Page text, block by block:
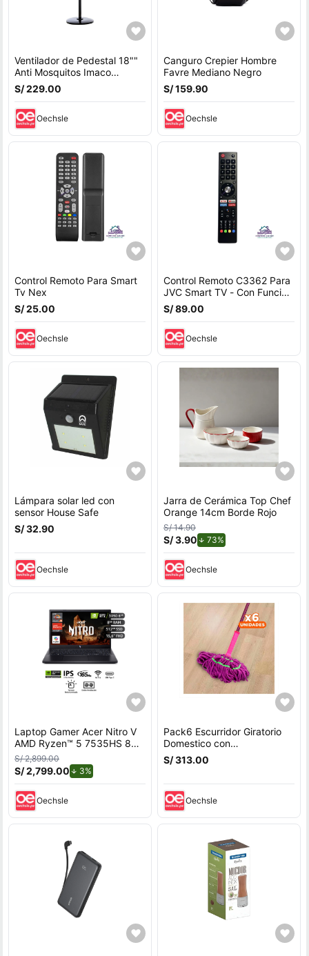
Ventilador de Pedestal 18""
Anti Mosquitos Imaco
FSM7518MK 85W
S/ 229.00
Oechsle
Canguro Crepier Hombre
Favre Mediano Negro
S/ 159.90
Oechsle
Control Remoto Para Smart
Tv Nex
S/ 25.00
Oechsle
Control Remoto C3362 Para
JVC Smart TV - Con Función
De Voz
S/ 89.00
Oechsle
Lámpara solar led con
sensor House Safe
S/ 32.90
Oechsle
Jarra de Cerámica Top Chef
Orange 14cm Borde Rojo
S/ 14.90
S/ 3.90 73%de descuento.
Oechsle
Laptop Gamer Acer Nitro V
AMD Ryzen™ 5 7535HS 8GB
RAM 512GB SSD 15.6"" RTX
3050.
S/ 2,899.00
S/ 2,799.00 3%
Oechsle
Pack6 Escurridor Giratorio
Domestico con
Autoexprimidor Y+Regalo
Sticker
S/ 313.00
Oechsle